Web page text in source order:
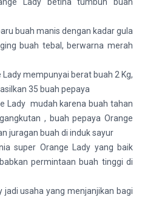
buah manis dengan kadar gula
buah tebal, berwarna merah
mempunyai berat buah 2 Kg,
35 buah pepaya
Lady mudah karena buah tahan
, buah pepaya Orange
juragan buah di induk sayur
super Orange Lady yang baik
permintaan buah tinggi di
jadi usaha yang menjanjikan bagi